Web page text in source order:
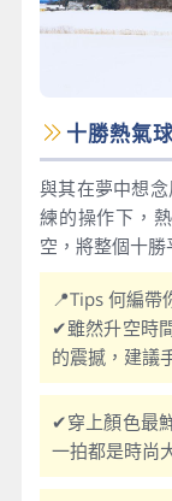
十勝熱氣
與其在夢中想
練的操作下，
空，將整個十勝
📍Tips 何編帶
✔雖然升空時
的震撼，建議
✔穿上顏色最
一拍都是時尚